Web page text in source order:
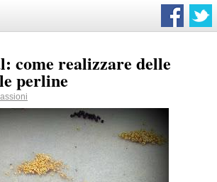
come realizzare delle
perline